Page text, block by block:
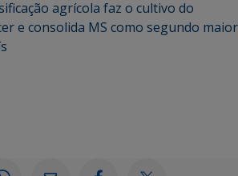
agrícola faz o cultivo do
e consolida MS como segundo maior